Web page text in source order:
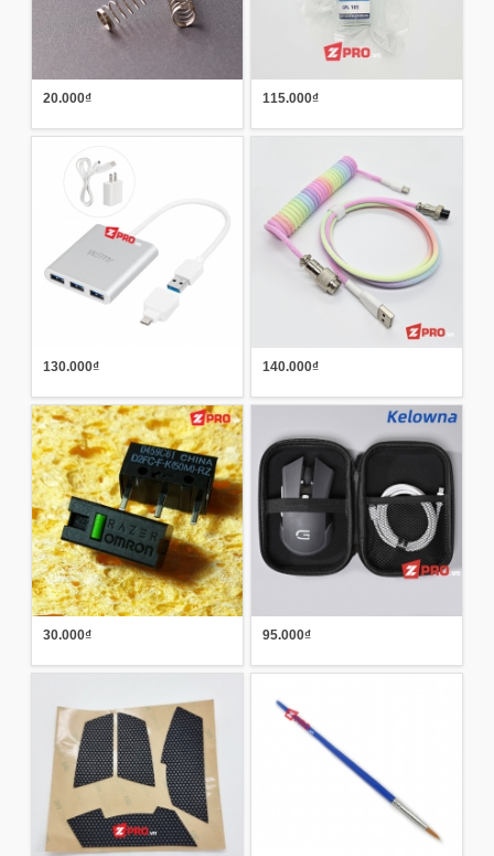
20.000₫ 115.000₫
130.000₫ 140.000₫
30.000₫ 95.000₫